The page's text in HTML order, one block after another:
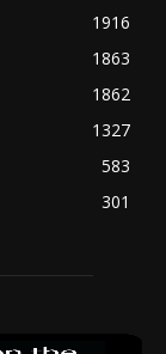
1916
1863
1862
1327
583
301